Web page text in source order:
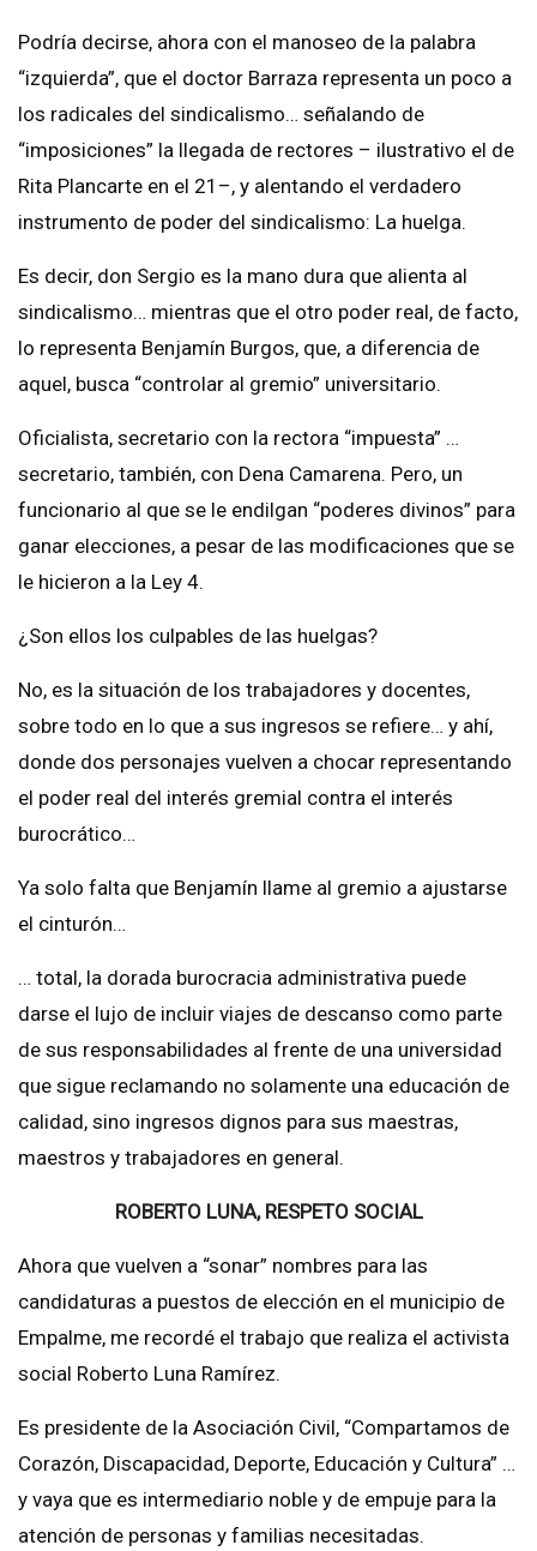
Podría decirse, ahora con el manoseo de la palabra
“izquierda”, que el doctor Barraza representa un poco a
los radicales del sindicalismo… señalando de
“imposiciones” la llegada de rectores – ilustrativo el de
Rita Plancarte en el 21–, y alentando el verdadero
instrumento de poder del sindicalismo: La huelga.
Es decir, don Sergio es la mano dura que alienta al
sindicalismo… mientras que el otro poder real, de facto,
lo representa Benjamín Burgos, que, a diferencia de
aquel, busca “controlar al gremio” universitario.
Oficialista, secretario con la rectora “impuesta” …
secretario, también, con Dena Camarena. Pero, un
funcionario al que se le endilgan “poderes divinos” para
ganar elecciones, a pesar de las modificaciones que se
le hicieron a la Ley 4.
¿Son ellos los culpables de las huelgas?
No, es la situación de los trabajadores y docentes,
sobre todo en lo que a sus ingresos se refiere… y ahí,
donde dos personajes vuelven a chocar representando
el poder real del interés gremial contra el interés
burocrático…
Ya solo falta que Benjamín llame al gremio a ajustarse
el cinturón…
… total, la dorada burocracia administrativa puede
darse el lujo de incluir viajes de descanso como parte
de sus responsabilidades al frente de una universidad
que sigue reclamando no solamente una educación de
calidad, sino ingresos dignos para sus maestras,
maestros y trabajadores en general.
ROBERTO LUNA, RESPETO SOCIAL
Ahora que vuelven a “sonar” nombres para las
candidaturas a puestos de elección en el municipio de
Empalme, me recordé el trabajo que realiza el activista
social Roberto Luna Ramírez.
Es presidente de la Asociación Civil, “Compartamos de
Corazón, Discapacidad, Deporte, Educación y Cultura” …
y vaya que es intermediario noble y de empuje para la
atención de personas y familias necesitadas.